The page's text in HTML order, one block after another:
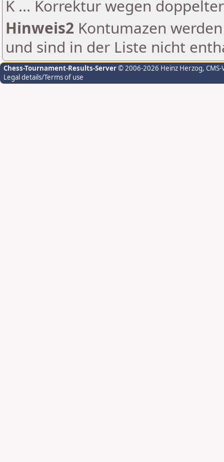
K ... Korrektur wegen
Hinweis2 Kontumazen
und sind in der Liste nicht
Chess-Tournament-Results-Server© 2006-2026 Heinz Herzog,
Legal details/Terms of use